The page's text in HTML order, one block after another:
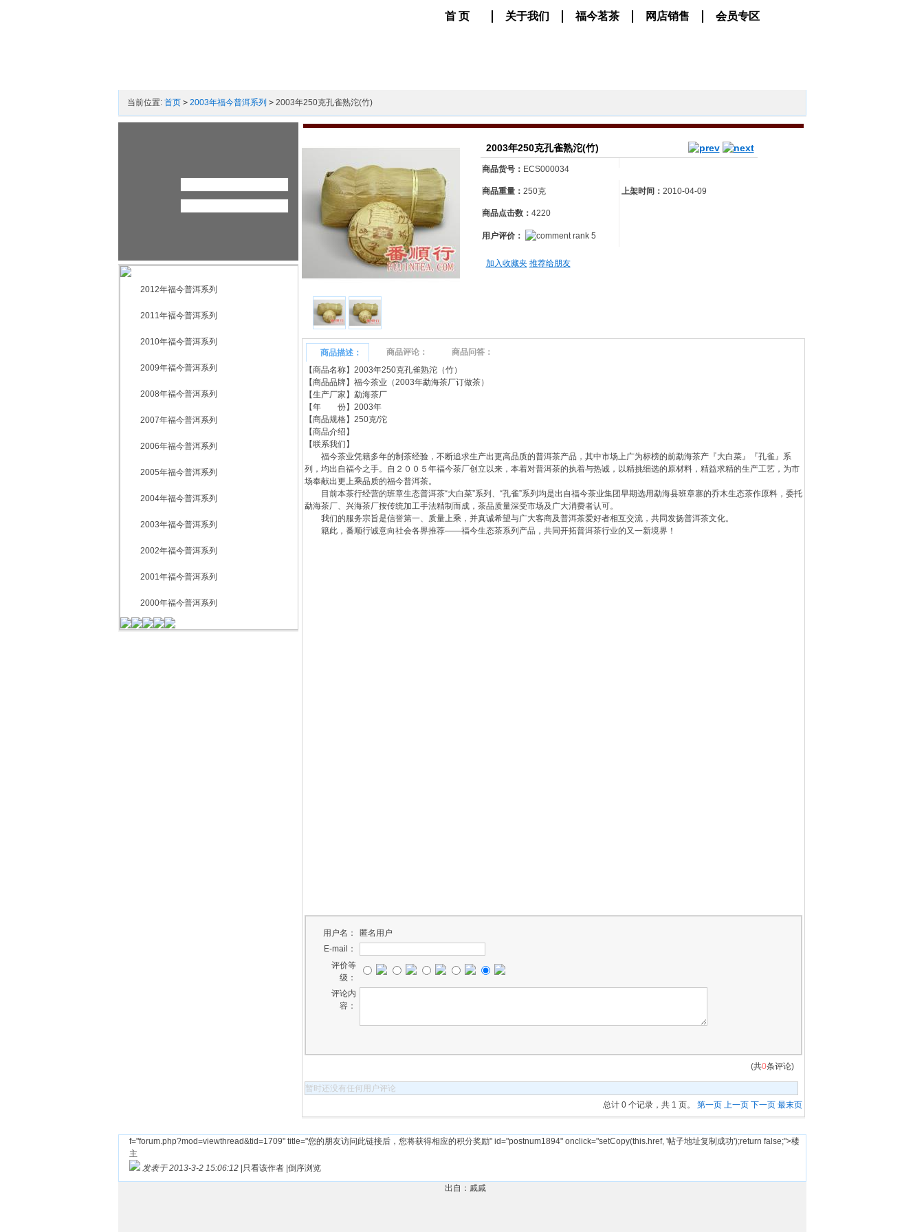
首 页 关于我们 福今茗茶 网店销售 会员专区
当前位置: 首页 > 2003年福今普洱系列 >2003年250克孔雀熟沱(竹)
2012年福今普洱系列
2011年褔今普洱系列
2010年福今普洱系列
2009年福今普洱系列
2008年福今普洱系列
2007年福今普洱系列
2006年福今普洱系列
2005年福今普洱系列
2004年福今普洱系列
2003年福今普洱系列
2002年福今普洱系列
2001年福今普洱系列
2000年福今普洱系列
2003年250克孔雀熟沱(竹)
商品货号： ECS000034
商品重量： 250克 上架时间： 2010-04-09
商品点击数： 4220
用户评价：
加入收藏夹 推荐给朋友
商品描述： 商品评论：
商品问答：
【商品名称】2003年250克孔雀熟沱（竹）
【商品品牌】福今茶业（2003年勐海茶厂订做茶）
【生产厂家】勐海茶厂
【年 份】2003年
【商品规格】250克/沱
【商品介绍】
【联系我们】
福今茶业凭籍多年的制茶经验，不断追求生产出更高品质的普洱茶产品，其中市场上广为标榜的前勐海茶产『大白菜』『孔雀』系
列，均出自福今之手。自２００５年福今茶厂创立以来，本着对普洱茶的执着与热诚，以精挑细选的原材料，精益求精的生产工艺，为市
场奉献出更上乘品质的福今普洱茶。
目前本茶行经营的班章生态普洱茶“大白菜”系列、“孔雀”系列均是出自福今茶业集团早期选用勐海县班章寨的乔木生态茶作原料，委托
勐海茶厂、兴海茶厂按传统加工手法精制而成，茶品质量深受市场及广大消费者认可。
我们的服务宗旨是信誉第一、质量上乘，并真诚希望与广大客商及普洱茶爱好者相互交流，共同发扬普洱茶文化。
籍此，番顺行诚意向社会各界推荐——福今生态茶系列产品，共同开拓普洱茶行业的又一新境界！
用户名：
匿名用户
E-mail：
评价等
级：
评论内
容：
(共0条评论)
暂时还没有任何用户评论
总计 0 个记录，共 1 页。 第一页 上一页 下一页 最末页
f="forum.php?mod=viewthread&tid=1709" title="您的朋友访问此链接后，您将获得相应的积分奖励" id="postnum1894" onclick="setCopy(this.href, '帖子地址复制成功');return false;">楼
主
发表于 2013-3-2 15:06:12 只看该作者 倒序浏览
出自：戚戚